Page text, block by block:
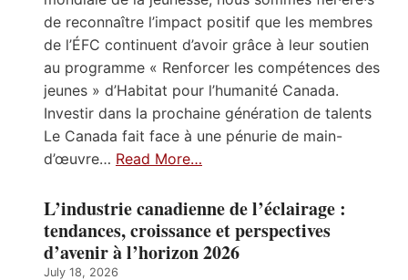
de reconnaître l’impact positif que les membres
de l’ÉFC continuent d’avoir grâce à leur soutien
au programme « Renforcer les compétences des
jeunes » d’Habitat pour l’humanité Canada.
Investir dans la prochaine génération de talents
Le Canada fait face à une pénurie de main-
d’œuvre… Read More…
L’industrie canadienne de l’éclairage :
tendances, croissance et perspectives
d’avenir à l’horizon 2026
July 18, 2026